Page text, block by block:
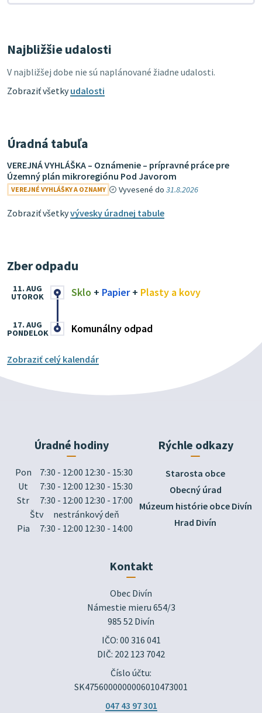
Najbližšie udalosti
V najbližšej dobe nie sú naplánované žiadne udalosti.
Zobraziť všetkyudalosti
Úradná tabuľa
VEREJNÁ VYHLÁŠKA – Oznámenie – prípravné práce pre
Územný plán mikroregiónu Pod Javorom
VEREJNÉ VYHLÁŠKY A OZNAMY Vyvesené do31.8.2026
Zobraziť všetkyvývesky úradnej tabule
Zber odpadu
Sklo + Papier+ Plasty a kovy
11. AUG
UTOROK
Komunálny odpad
17. AUG
PONDELOK
Zobraziť celý kalendár
Úradné hodiny
Pon
7:30 - 12:00 12:30 - 15:30
Ut
7:30 - 12:00 12:30 - 15:30
Str
7:30 - 12:00 12:30 - 17:00
Štv
nestránkový deň
Pia
7:30 - 12:00 12:30 - 14:00
Rýchle odkazy
Starosta obce
Obecný úrad
Múzeum histórie obce Divín
Hrad Divín
Kontakt
Obec Divín
Námestie mieru 654/3
985 52 Divín
IČO: 00 316 041
DIČ: 202 123 7042
Číslo účtu:
SK4756000000006010473001
047 43 97 301